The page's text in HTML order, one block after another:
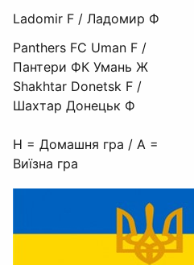
Ladomir F / Ладомир Ф
Panthers FC Uman F /
Пантери ФК Умань Ж
Shakhtar Donetsk F /
Шахтар Донецьк Ф
H = Домашня гра / A =
Виїзна гра